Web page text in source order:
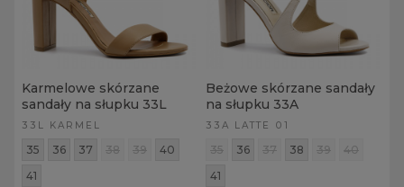
Karmelowe skórzane
sandały na słupku 33L
33L KARMEL
35 36 37 38 39
40
41
Beżowe skórzane sandały
na słupku 33A
33A LATTE 01
35 36 37 38 39
40
41